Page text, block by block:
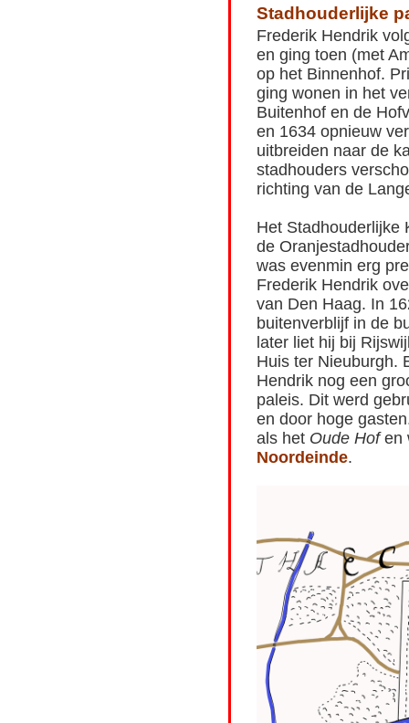
Stadhouderlijke
Frederik Hendrik
en ging toen (met
op het Binnenhof.
ging wonen in het
Buitenhof en de
en 1634 opnieuw
uitbreiden naar de
stadhouders
richting van de
Het Stadhouderlijke
de
was evenmin erg
Frederik Hendrik
van Den Haag. In
buitenverblijf in de
later liet hij bij
Huis ter Nieuburgh.
Hendrik nog een
paleis. Dit werd
en door hoge
als het Oude Hofen
Noordeinde.